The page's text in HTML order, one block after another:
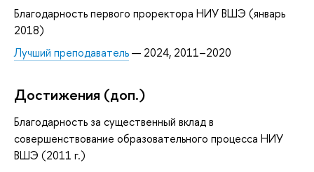
Благодарность первого проректора НИУ ВШЭ (январь
2018)
Лучший преподаватель— 2024, 2011–2020
Достижения (доп.)
Благодарность за существенный вклад в
совершенствование образовательного процесса НИУ
ВШЭ (2011 г.)